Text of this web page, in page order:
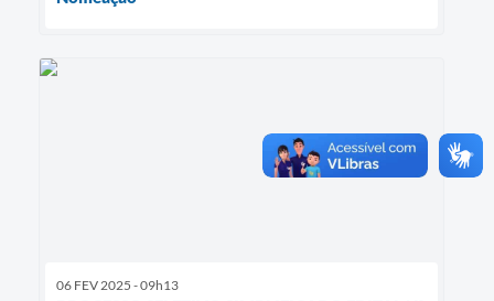
06 FEV 2025 - 09h13